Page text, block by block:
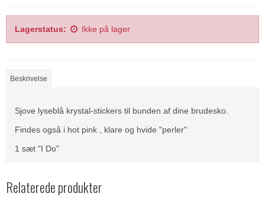
Lagerstatus: Ikke på lager
Beskrivelse
Sjove lyseblå krystal-stickers til bunden af dine brudesko.
Findes også i hot pink , klare og hvide "perler"
1 sæt "I Do"
Relaterede produkter